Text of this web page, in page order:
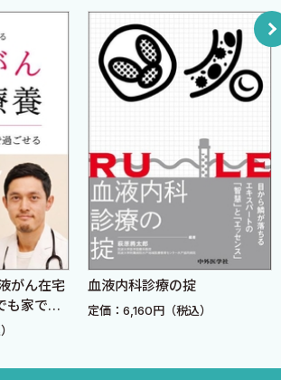
め療法は？ 〈麻生範雄〉
療法は？ 〈麻生範雄〉
法における亜ヒ酸の位置づけは？ 〈木口
における亜ヒ酸の位置づけは？ 〈竹下明
けるGOの位置づけは？ 〈木口亨〉 101
定におけるMRD（PML-RARA mRNA）検
宣彦〉
期に入ったAPLのその後の治療法は？
〉
DICに対する至適治療は？ 〈星野匠臣 佐
白血病に対する治療は？ 〈大場理恵 薄井
がん在宅
家で過
血液内科診療の掟
定価：6,160円（税込）